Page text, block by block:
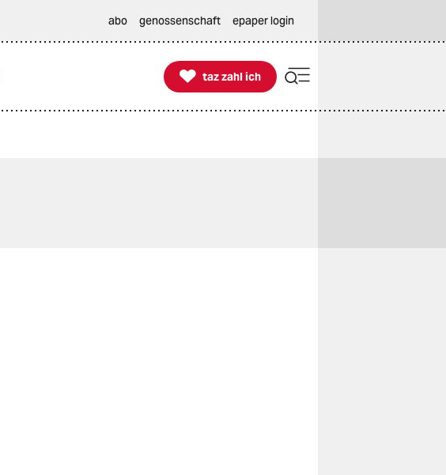
abo genossenschaft epaper login

taz zahl ich
taz zahl ich